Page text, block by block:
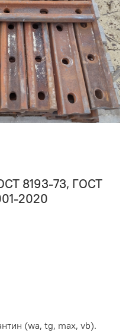
8193-73, ГOCT
2020
(wa, tg, max, vb).